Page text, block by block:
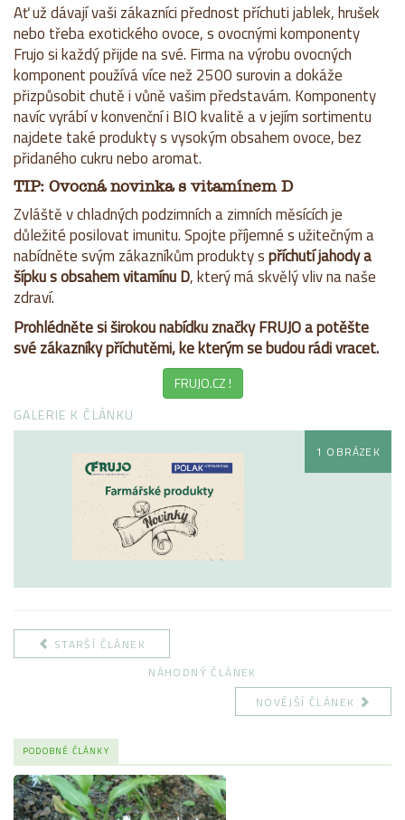
Ať už dávají vaši zákazníci přednost příchuti jablek, hrušek
nebo třeba exotického ovoce, s ovocnými komponenty
Frujo si každý přijde na své. Firma na výrobu ovocných
komponent používá více než 2500 surovin a dokáže
přizpůsobit chutě i vůně vašim představám. Komponenty
navíc vyrábí v konvenční i BIO kvalitě a v jejím sortimentu
najdete také produkty s vysokým obsahem ovoce, bez
přidaného cukru nebo aromat.
TIP: Ovocná novinka s vitamínem D
Zvláště v chladných podzimních a zimních měsících je
důležité posilovat imunitu. Spojte příjemné s užitečným a
nabídněte svým zákazníkům produkty spříchutí jahody a
šípku s obsahem vitamínu D, který má skvělý vliv na naše
zdraví.
Prohlédněte si širokou nabídku značky FRUJO a potěšte
své zákazníky příchutěmi, ke kterým se budou rádi vracet.
FRUJO.CZ !
GALERIE K ČLÁNKU
1 OBRÁZEK
STARŠÍ ČLÁNEK
NÁHODNÝ ČLÁNEK
NOVĚJŠÍ ČLÁNEK
PODOBNÉ ČLÁNKY